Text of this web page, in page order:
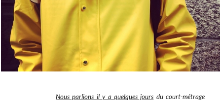
Nous parlions il y a quelques jours du court-métrage